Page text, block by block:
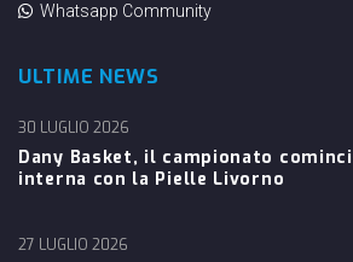
Whatsapp Community
ULTIME NEWS
Dany Basket, il campionato
interna con la Pielle Livorno
30 LUGLIO 2026
27 LUGLIO 2026